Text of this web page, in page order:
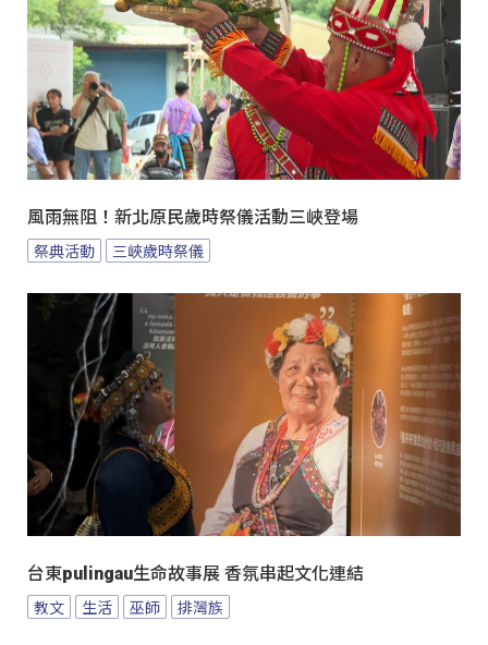
風雨無阻！新北原民歲時祭儀活動三峽登場
祭典活動 三峽歲時祭儀
台東pulingau生命故事展 香氛串起文化連結
教文 生活 巫師 排灣族